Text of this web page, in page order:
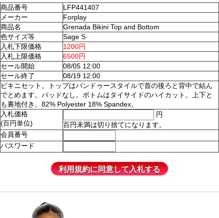
商品番号
LFP441407
メーカー
Forplay
商品名
Grenada Bikini Top and Bottom
色サイズ等
Sage S
入札下限価格
1200円
入札上限価格
6500円
セール開始
08/05 12:00
セール終了
08/19 12:00
ビキニセット。トップはバンドゥースタイルで首の後ろと背中で結ん
でとめます。パッドなし。ボトムはタイサイドのハイカット。上下と
も裏地付き。82% Polyester 18% Spandex。
入札価格
(百円単位)
円
百円未満は切り捨てになります。
会員番号
パスワード